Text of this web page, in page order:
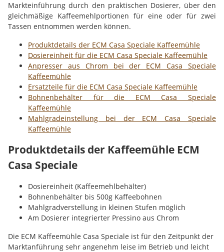
Markteinführung durch den praktischen Dosierer, über den
gleichmäßige Kaffeemehlportionen für eine oder für zwei
Tassen entnommen werden können.
Produktdetails der ECM Casa Speciale Kaffeemühle
Dosiereinheit für die ECM Casa Speciale Kaffeemühle
Anpresser aus Chrom bei der ECM Casa Speciale
Kaffeemühle
Ersatzteile für die ECM Casa Speciale Kaffeemühle
Bohnenbehälter für die ECM Casa Speciale
Kaffeemühle
Mahlgradeinstellung bei der ECM Casa Speciale
Kaffeemühle
Produktdetails der Kaffeemühle ECM
Casa Speciale
Dosiereinheit (Kaffeemehlbehälter)
Bohnenbehälter bis 500g Kaffeebohnen
Mahlgradverstellung in kleinen Stufen möglich
Am Dosierer integrierter Pressino aus Chrom
Die ECM Kaffeemühle Casa Speciale ist für den Zeitpunkt der
Marktanführung sehr angenehm leise im Betrieb und leicht